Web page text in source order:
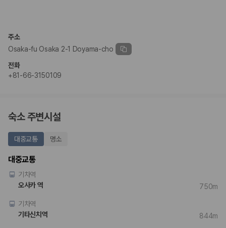
수준을 선택할 수 있습니다.
3. 제주공항 접근성과 셔틀 조건을 함께 확인하세요
제주 렌트카는 차량 인수 위치와 셔틀 편의성에 따라 실제 이용 만족도가
제주도 렌트카 차종별 가격비교
경차·소형차
혼자 또는 2인 여행에 적합하며 제주 렌트카 최저가를 찾는 사용자
가 가장 먼저 비교하는 차종입니다.
준중형·중형차
커플·친구 여행에서 많이 선택되며 가격과 승차감의 균형이 좋은 차
종입니다.
가족 여행, 짐이 많은 여행, 장거리 이동에 적합하며 보험 조건과 차
량 연식을 함께 비교하는 것이 좋습니다.
주소
Osaka-fu Osaka 2-1 Doyama-cho
전화
+81-66-3150109
숙소 주변시설
대중교통 명소
대중교통
기차역
오사카 역
750m
기차역
기타신치역
844m